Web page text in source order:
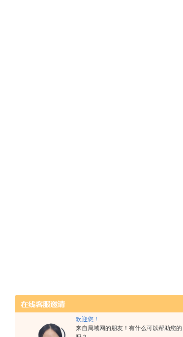
欢迎您！
来自局域网的朋友！有什么可以帮助您的